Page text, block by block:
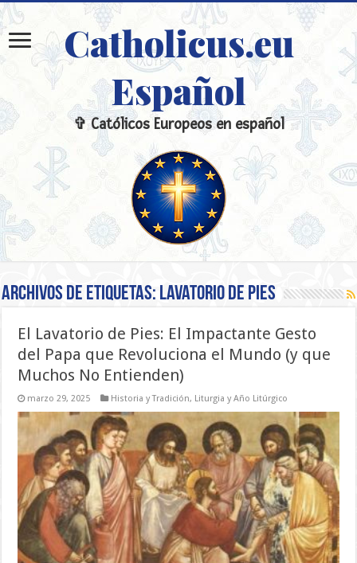
Catholicus.eu
Español
✞ Católicos Europeos en español
Archivos de etiquetas: Lavatorio de Pies
El Lavatorio de Pies: El Impactante Gesto
del Papa que Revoluciona el Mundo (y que
Muchos No Entienden)
marzo 29, 2025 Historia y Tradición, Liturgia y Año Litúrgico